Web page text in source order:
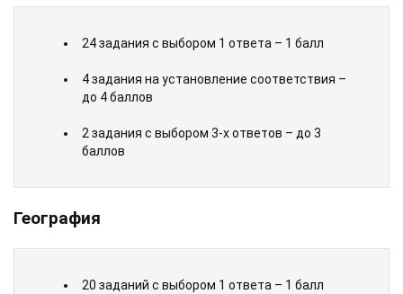
24 задания с выбором 1 ответа – 1 балл
4 задания на установление соответствия –
до 4 баллов
2 задания с выбором 3-х ответов – до 3
баллов
География
20 заданий с выбором 1 ответа – 1 балл